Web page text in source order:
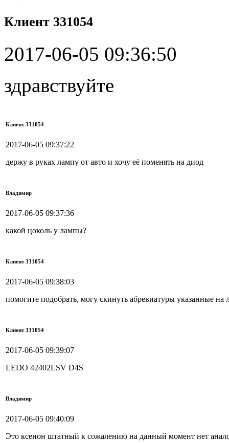
Клиент 331054
2017-06-05 09:36:50
здравствуйте
Клиент 331054
2017-06-05 09:37:22
держу в руках лампу от авто и хочу её поменять на диод
Владимир
2017-06-05 09:37:36
какой цоколь у лампы?
Клиент 331054
2017-06-05 09:38:03
помогите подобрать, могу скинуть абревиатуры указанные на
Клиент 331054
2017-06-05 09:39:07
LEDO 42402LSV D4S
Владимир
2017-06-05 09:40:09
Это ксенон штатный к сожалению на данный момент нет